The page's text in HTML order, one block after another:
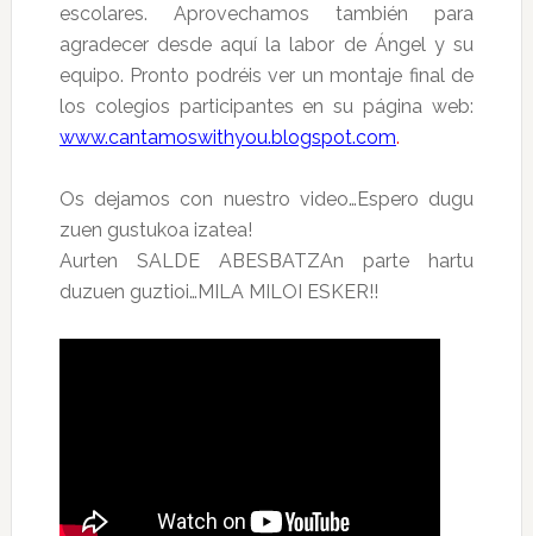
escolares. Aprovechamos también para
agradecer desde aquí la labor de Ángel y su
equipo. Pronto podréis ver un montaje final de
los colegios participantes en su página web:
www.cantamoswithyou.blogspot.com.
Os dejamos con nuestro video…Espero dugu
zuen gustukoa izatea!
Aurten SALDE ABESBATZAn parte hartu
duzuen guztioi…MILA MILOI ESKER!!